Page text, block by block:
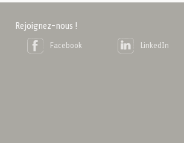
Rejoignez-nous !
Facebook LinkedIn